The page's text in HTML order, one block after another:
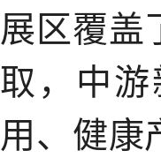
展区覆盖
取，中
用、健康